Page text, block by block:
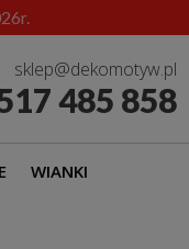
sklep@dekomotyw.pl
485 858
WIANKI